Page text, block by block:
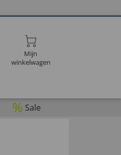
Mijn
winkelwagen
% Sale